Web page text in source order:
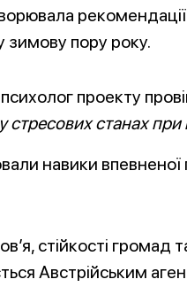
пору року.
проекту
стресових станах
навики
стійкості громад
Австрійським